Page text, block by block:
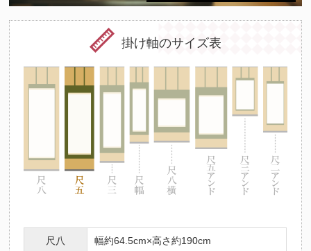
掛け軸のサイズ表
尺八 幅約64.5cm×高さ約190cm